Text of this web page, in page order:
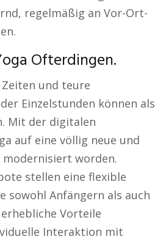
regelmäßig an Vor-Ort-
Ofterdingen.
Zeiten und teure
Einzelstunden können als
Mit der digitalen
auf eine völlig neue und
worden.
stellen eine flexible
sowohl Anfängern als auch
Vorteile
Interaktion mit